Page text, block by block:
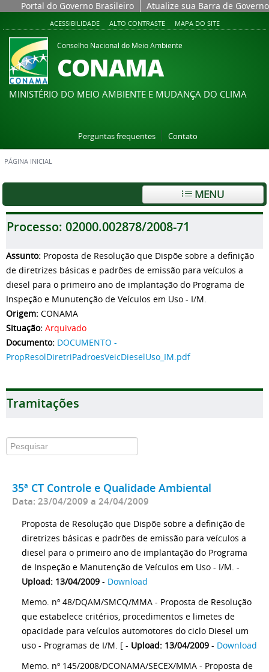
Portal do Governo Brasileiro Atualize sua Barra de Governo
ACESSIBILIDADE ALTO CONTRASTE MAPA DO SITE
Conselho Nacional do Meio Ambiente
CONAMA
MINISTÉRIO DO MEIO AMBIENTE E MUDANÇA DO CLIMA
Perguntas frequentes Contato
PÁGINA INICIAL
MENU
Processo: 02000.002878/2008-71
Assunto: Proposta de Resolução que Dispõe sobre a definição
de diretrizes básicas e padrões de emissão para veículos a
diesel para o primeiro ano de implantação do Programa de
Inspeção e Munutenção de Veículos em Uso - I/M.
Origem: CONAMA
Situação: Arquivado
Documento: DOCUMENTO -
PropResolDiretriPadroesVeicDieselUso_IM.pdf
Tramitações
35ª CT Controle e Qualidade Ambiental
Data: 23/04/2009 a 24/04/2009
Proposta de Resolução que Dispõe sobre a definição de
diretrizes básicas e padrões de emissão para veículos a
diesel para o primeiro ano de implantação do Programa
de Inspeção e Manutenção de Veículos em Uso - I/M. -
Upload: 13/04/2009 - Download
Memo. nº 48/DQAM/SMCQ/MMA - Proposta de Resolução
que estabelece critérios, procedimentos e limetes de
opacidade para veículos automotores do ciclo Diesel um
uso - Programas de I/M. [ - Upload: 13/04/2009 - Download
Memo. nº 145/2008/DCONAMA/SECEX/MMA - Proposta de